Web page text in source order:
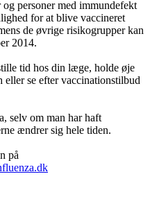
personer med immundefekt
for at blive vaccineret
de øvrige risikogrupper kan
2014.
tid hos din læge, holde øje
se efter vaccinationstilbud
selv om man har haft
ændrer sig hele tiden.
på